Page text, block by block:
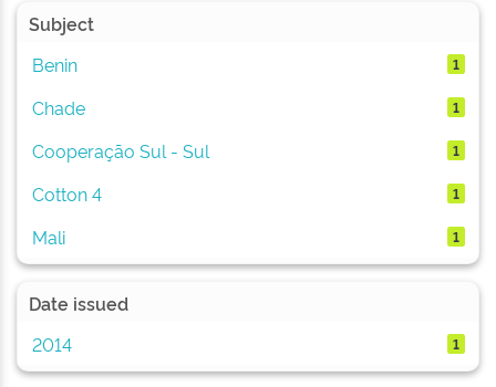
Subject
Benin
1
Chade 1
Cooperação Sul - Sul 1
Cotton 4 1
Mali 1
Date issued
2014
1